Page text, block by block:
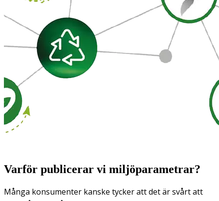
Varför publicerar vi miljöparametrar?
Många konsumenter kanske tycker att det är svårt att